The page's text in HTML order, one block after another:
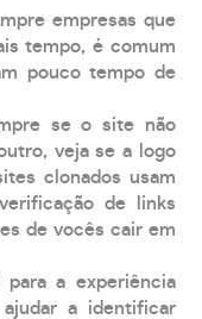
empresas que
tempo, é comum
pouco tempo de
se o site não
veja se a logo
clonados usam
de links
de vocês cair em
para a experiência
a identificar